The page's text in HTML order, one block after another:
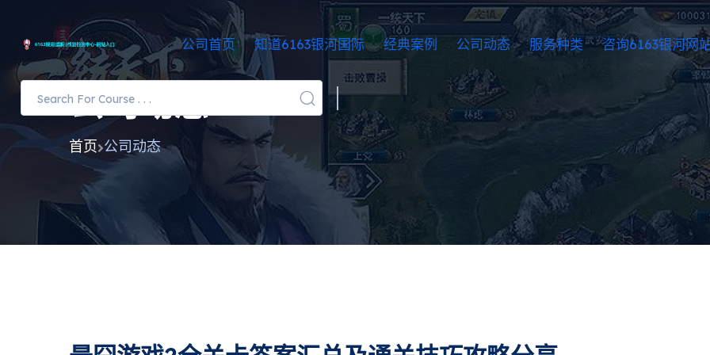
公司首页 知道6163银河国际 经典案例 公司动态 服务种类 咨询6163银河网
公司动态
首页 公司动态